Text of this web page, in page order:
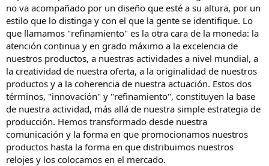
no va acompañado por un diseño que esté a su altura, por un
estilo que lo distinga y con el que la gente se identifique. Lo
que llamamos "refinamiento" es la otra cara de la moneda: la
atención continua y en grado máximo a la excelencia de
nuestros productos, a nuestras actividades a nivel mundial, a
la creatividad de nuestra oferta, a la originalidad de nuestros
productos y a la coherencia de nuestra actuación. Estos dos
términos, "innovación" y "refinamiento", constituyen la base
de nuestra actividad, más allá de nuestra simple estrategia de
producción. Hemos transformado desde nuestra
comunicación y la forma en que promocionamos nuestros
productos hasta la forma en que distribuimos nuestros
relojes y los colocamos en el mercado.